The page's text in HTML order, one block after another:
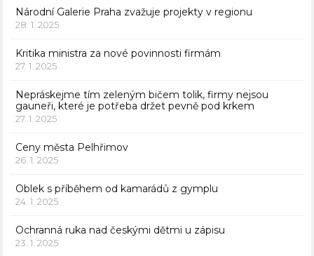
Národní Galerie Praha zvažuje projekty v regionu
28. 1. 2025
Kritika ministra za nové povinnosti firmám
27. 1. 2025
Nepráskejme tím zeleným bičem tolik, firmy nejsou
gauneři, které je potřeba držet pevně pod krkem
27. 1. 2025
Ceny města Pelhřimov
26. 1. 2025
Oblek s příběhem od kamarádů z gymplu
24. 1. 2025
Ochranná ruka nad českými dětmi u zápisu
23. 1. 2025